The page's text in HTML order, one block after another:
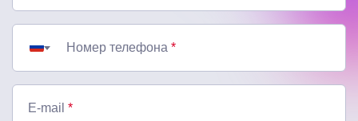
Номер телефона *
E-mail *